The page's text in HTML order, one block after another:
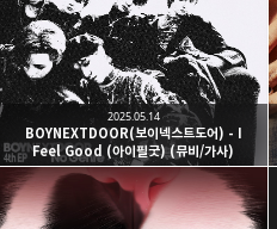
BOYNEXTDOOR(보이넥스트도어) - I
Feel Good (아이필굿) (뮤비/가사)
2025.05.14